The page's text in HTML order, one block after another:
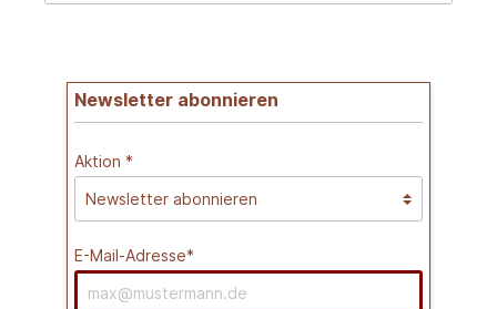
Newsletter abonnieren
Aktion *
E-Mail-Adresse*